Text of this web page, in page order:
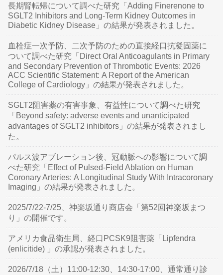
長期腎転帰について調べた研究「Adding Finerenone to
SGLT2 Inhibitors and Long-Term Kidney Outcomes in
Diabetic Kidney Disease」の結果が発表されました。
血栓症一次予防、二次予防のための直接経口抗凝固薬に
ついて調べた研究「Direct Oral Anticoagulants in Primary
and Secondary Prevention of Thrombotic Events: 2026
ACC Scientific Statement: A Report of the American
College of Cardiology」の結果が発表されました。
SGLT2阻害薬の有害事象、有益性について調べた研究
「Beyond safety: adverse events and unanticipated
advantages of SGLT2 inhibitors」の結果が発表されまし
た。
パルス波アブレーション後、冠動脈への影響について調
べた研究「Effect of Pulsed-Field Ablation on Human
Coronary Arteries: A Longitudinal Study With Intracoronary
Imaging」の結果が発表されました。
2025/7/22-7/25、神楽坂通り商店会「第52回神楽坂まつ
り」の開催です。
アメリカ食品衛生局、経口PCSK9阻害薬「Lipfendra
(enlicitide) 」の承認が発表されました。
2026/7/18（土）11:00-12:30、14:30-17:00、通常通り診